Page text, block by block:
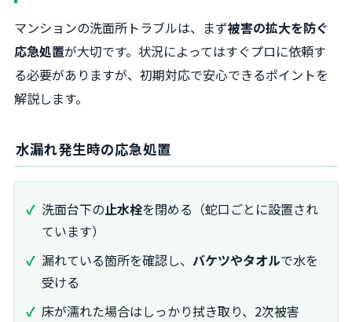
マンションの洗面所トラブルは、まず被害の拡大を防ぐ
応急処置が大切です。状況によってはすぐプロに依頼す
る必要がありますが、初期対応で安心できるポイントを
解説します。
水漏れ発生時の応急処置
洗面台下の止水栓を閉める（蛇口ごとに設置され
ています）
漏れている箇所を確認し、 バケツやタオルで水を
受ける
床が濡れた場合はしっかり拭き取り、2次被害